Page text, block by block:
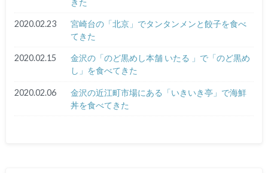
2020.02.23
宮崎台の「北京」でタンタンメンと餃子を食べ
てきた
2020.02.15
金沢の「のど黒めし本舗 いたる 」で「のど黒め
し」を食べてきた
2020.02.06
金沢の近江町市場にある「いきいき亭」で海鮮
丼を食べてきた